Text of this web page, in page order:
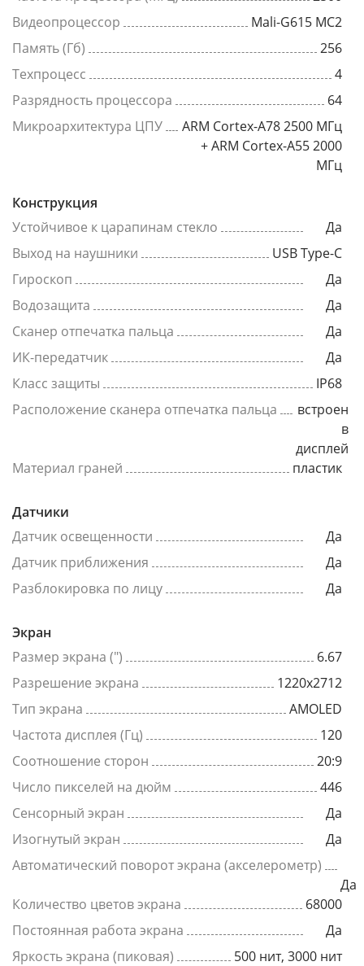
Видеопроцессор
Mali-G615 MC2
Память (Гб)
256
Техпроцесс
4
Разрядность процессора
64
Микроархитектура ЦПУ
ARM Cortex-A78 2500 МГц
+ ARM Cortex-A55 2000
МГц
Конструкция
Устойчивое к царапинам стекло
Да
Выход на наушники
USB Type-C
Гироскоп
Да
Водозащита
Да
Сканер отпечатка пальца
Да
ИК-передатчик
Да
Класс защиты
IP68
Расположение сканера отпечатка пальца
встроен
в
дисплей
Материал граней
пластик
Датчики
Датчик освещенности
Да
Датчик приближения
Да
Разблокировка по лицу
Да
Экран
Размер экрана (")
6.67
Разрешение экрана
1220x2712
Тип экрана
AMOLED
Частота дисплея (Гц)
120
Соотношение сторон
20:9
Число пикселей на дюйм
446
Сенсорный экран
Да
Изогнутый экран
Да
Автоматический поворот экрана (акселерометр)
Да
Количество цветов экрана
68000
Постоянная работа экрана
Да
Яркость экрана (пиковая)
500 нит, 3000 нит